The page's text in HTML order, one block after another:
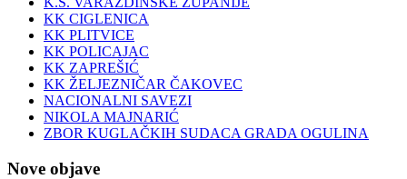
KK CIGLENICA
KK PLITVICE
KK POLICAJAC
KK ZAPREŠIĆ
KK ŽELJEZNIČAR ČAKOVEC
NACIONALNI SAVEZI
NIKOLA MAJNARIĆ
ZBOR KUGLAČKIH SUDACA GRADA OGULINA
Nove objave